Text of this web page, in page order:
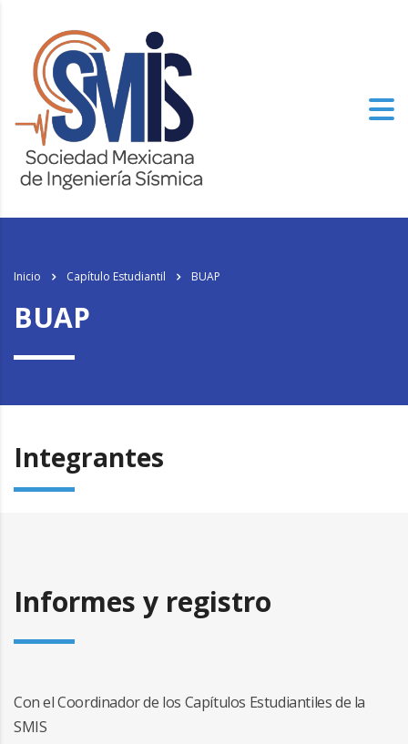
Inicio Capítulo Estudiantil BUAP
BUAP
Integrantes
Informes y registro
Con el Coordinador de los Capítulos Estudiantiles de la
SMIS